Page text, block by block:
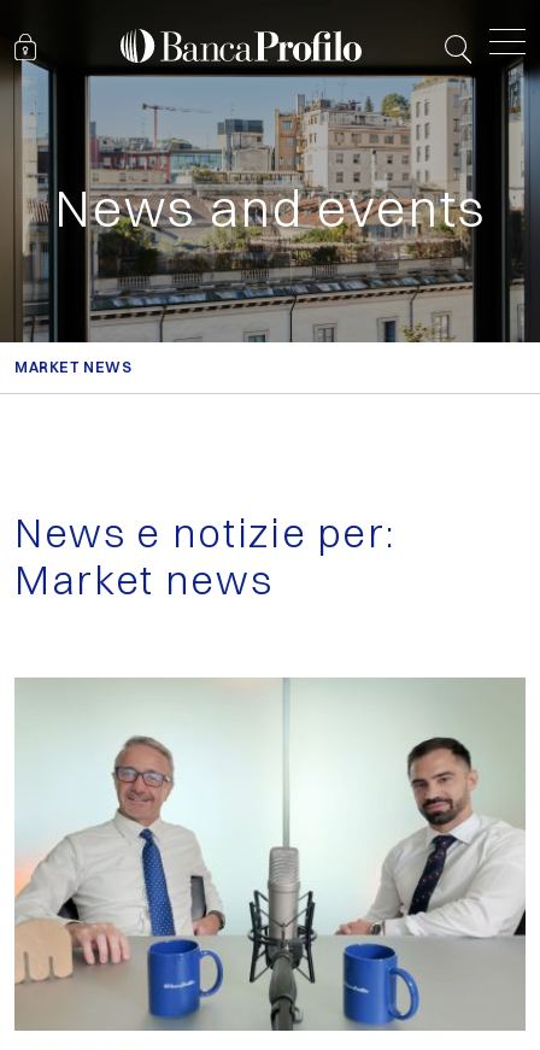
News and events
MARKET NEWS
News e notizie per:
Market news